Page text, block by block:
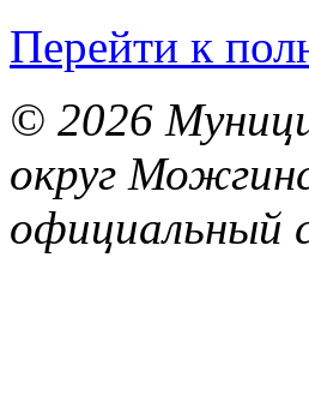
Перейти к
© 2026
округ
официальный